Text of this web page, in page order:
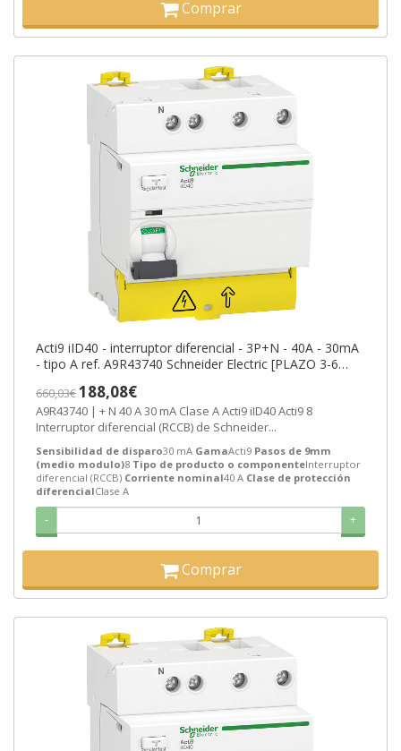
Comprar
Acti9 iID40 - interruptor diferencial - 3P+N - 40A - 30mA
- tipo A ref. A9R43740 Schneider Electric [PLAZO 3-6
660,03€188,08€
A9R43740 | + N 40 A 30 mA Clase A Acti9 iID40 Acti9 8
Interruptor diferencial (RCCB) de Schneider...
Sensibilidad de disparo30 mA GamaActi9 Pasos de 9mm
(medio modulo)8 Tipo de producto o componenteInterruptor
diferencial (RCCB) Corriente nominal40 A Clase de protección
diferencialClase A
- +
Comprar